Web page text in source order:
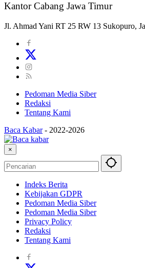
Kantor Cabang Jawa Timur
Jl. Ahmad Yani RT 25 RW 13 Sukopuro,
Pedoman Media Siber
Redaksi
Tentang Kami
Baca Kabar - 2022-2026
×
Indeks Berita
Kebijakan GDPR
Pedoman Media Siber
Pedoman Media Siber
Privacy Policy
Redaksi
Tentang Kami